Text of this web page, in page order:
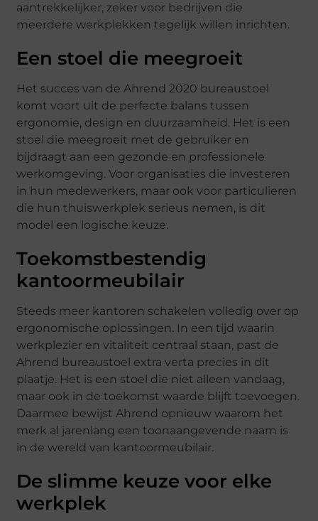
aantrekkelijker, zeker voor bedrijven die
meerdere werkplekken tegelijk willen inrichten.
Een stoel die meegroeit
Het succes van de Ahrend 2020 bureaustoel
komt voort uit de perfecte balans tussen
ergonomie, design en duurzaamheid. Het is een
stoel die meegroeit met de gebruiker en
bijdraagt aan een gezonde en professionele
werkomgeving. Voor organisaties die investeren
in hun medewerkers, maar ook voor particulieren
die hun thuiswerkplek serieus nemen, is dit
model een logische keuze.
Toekomstbestendig
kantoormeubilair
Steeds meer kantoren schakelen volledig over op
ergonomische oplossingen. In een tijd waarin
werkplezier en vitaliteit centraal staan, past de
Ahrend bureaustoel extra verta precies in dit
plaatje. Het is een stoel die niet alleen vandaag,
maar ook in de toekomst waarde blijft toevoegen.
Daarmee bewijst Ahrend opnieuw waarom het
merk al jarenlang een toonaangevende naam is
in de wereld van kantoormeubilair.
De slimme keuze voor elke
werkplek